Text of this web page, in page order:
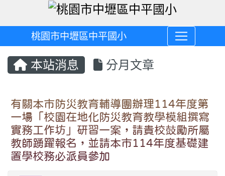
桃園市中壢區中平國小
本站消息 分月文章
有關本市防災教育輔導團辦理114年度第
一場「校園在地化防災教育教學模組撰寫
實務工作坊」研習一案，請貴校鼓勵所屬
教師踴躍報名，並請本市114年度基礎建
置學校務必派員參加